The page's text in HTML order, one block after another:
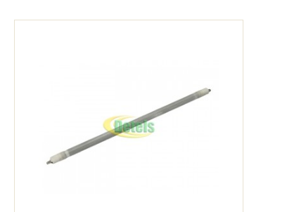
Samsung CE1031R-TS/BWT
Samsung CE103VR-B/BWT